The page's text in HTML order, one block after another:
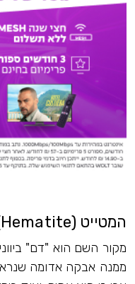
המטייט (Hematite) – לא רק לשיפור הריכוז
מקור השם הוא "דם"
ממנה אבקה אדומה